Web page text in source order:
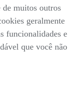
de muitos outros
geralmente
funcionalidades e
que você não